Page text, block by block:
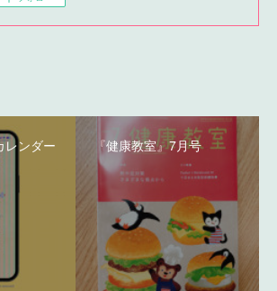
レンダー 『健康教室』7月号